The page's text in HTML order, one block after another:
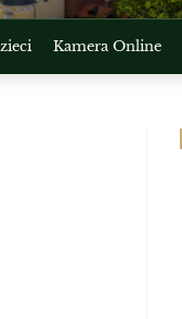
Kamera Online